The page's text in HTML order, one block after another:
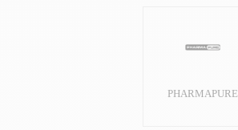
PHARMAPURE